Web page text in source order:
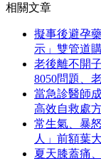
相關文章
擬事後避孕
示」雙管道
老後離不開
8050問題、
當急診醫師
高效自救處
常生氣、暴
人」前額葉
夏天膝蓋痛